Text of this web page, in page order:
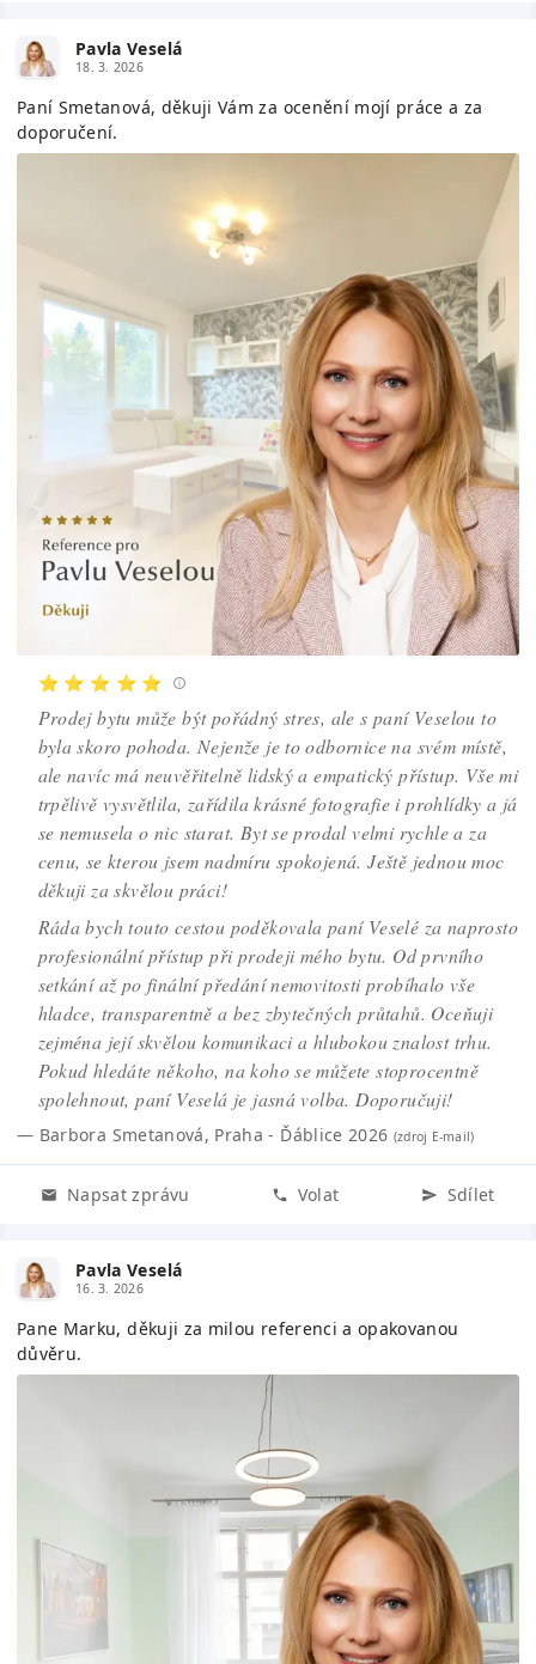
Pavla Veselá
18. 3. 2026
Paní Smetanová, děkuji Vám za ocenění mojí práce a za
doporučení.
⭐ ⭐ ⭐ ⭐ ⭐
Prodej bytu může být pořádný stres, ale s paní Veselou to
byla skoro pohoda. Nejenže je to odbornice na svém místě,
ale navíc má neuvěřitelně lidský a empatický přístup. Vše mi
trpělivě vysvětlila, zařídila krásné fotografie i prohlídky a já
se nemusela o nic starat. Byt se prodal velmi rychle a za
cenu, se kterou jsem nadmíru spokojená. Ještě jednou moc
děkuji za skvělou práci!
Ráda bych touto cestou poděkovala paní Veselé za naprosto
profesionální přístup při prodeji mého bytu. Od prvního
setkání až po finální předání nemovitosti probíhalo vše
hladce, transparentně a bez zbytečných průtahů. Oceňuji
zejména její skvělou komunikaci a hlubokou znalost trhu.
Pokud hledáte někoho, na koho se můžete stoprocentně
spolehnout, paní Veselá je jasná volba. Doporučuji!
— Barbora Smetanová, Praha - Ďáblice 2026 (zdroj E-mail)
Napsat zprávu Volat Sdílet
Pavla Veselá
16. 3. 2026
Pane Marku, děkuji za milou referenci a opakovanou
důvěru.